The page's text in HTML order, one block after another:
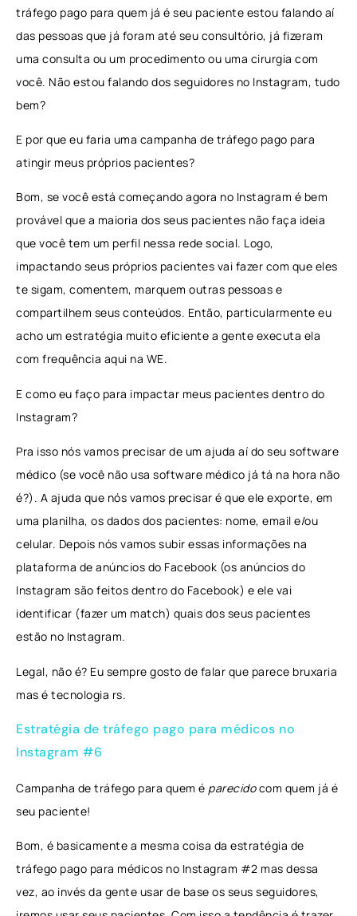
tráfego pago para quem já é seu paciente estou falando aí
das pessoas que já foram até seu consultório, já fizeram
uma consulta ou um procedimento ou uma cirurgia com
você. Não estou falando dos seguidores no Instagram, tudo
bem?
E por que eu faria uma campanha de tráfego pago para
atingir meus próprios pacientes?
Bom, se você está começando agora no Instagram é bem
provável que a maioria dos seus pacientes não faça ideia
que você tem um perfil nessa rede social. Logo,
impactando seus próprios pacientes vai fazer com que eles
te sigam, comentem, marquem outras pessoas e
compartilhem seus conteúdos. Então, particularmente eu
acho um estratégia muito eficiente a gente executa ela
com frequência aqui na WE.
E como eu faço para impactar meus pacientes dentro do
Instagram?
Pra isso nós vamos precisar de um ajuda aí do seu software
médico (se você não usa software médico já tá na hora não
é?). A ajuda que nós vamos precisar é que ele exporte, em
uma planilha, os dados dos pacientes: nome, email e/ou
celular. Depois nós vamos subir essas informações na
plataforma de anúncios do Facebook (os anúncios do
Instagram são feitos dentro do Facebook) e ele vai
identificar (fazer um match) quais dos seus pacientes
estão no Instagram.
Legal, não é? Eu sempre gosto de falar que parece bruxaria
mas é tecnologia rs.
Estratégia de tráfego pago para médicos no
Instagram #6
Campanha de tráfego para quem é parecidocom quem já é
seu paciente!
Bom, é basicamente a mesma coisa da estratégia de
tráfego pago para médicos no Instagram #2 mas dessa
vez, ao invés da gente usar de base os seus seguidores,